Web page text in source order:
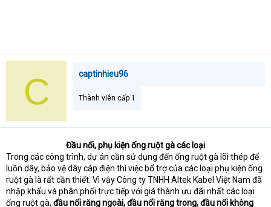
C captinhieu96
Thành viên cấp 1
Đầu nối, phụ kiện ống ruột gà các loại
Trong các công trình, dự án cần sử dụng đến ống ruột gà lõi thép để
luồn dây, bảo vệ dây cáp điện thì việc bổ trợ của các loại phụ kiện ống
ruột gà là rất cần thiết. Vì vậy Công ty TNHH Altek Kabel Việt Nam đã
nhập khẩu và phân phối trực tiếp với giá thành ưu đãi nhất các loại
ống ruột gà, đầu nối răng ngoài, đầu nối răng trong, đầu nối không